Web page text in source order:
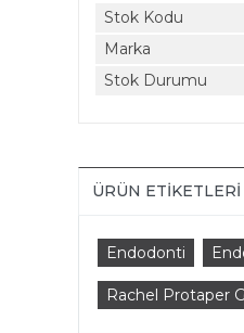
Stok Kodu
Marka
Stok Durumu
ÜRÜN ETIKETLERI
Endodonti
Rachel Protaper